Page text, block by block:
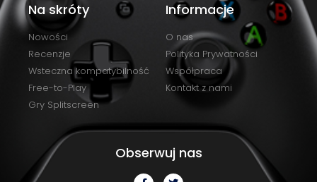
Na skróty
Nowości
Recenzje
Wsteczna kompatybilność
Free-to-Play
Gry Splitscreen
Informacje
O nas
Polityka Prywatności
Współpraca
Kontakt z nami
Obserwuj nas